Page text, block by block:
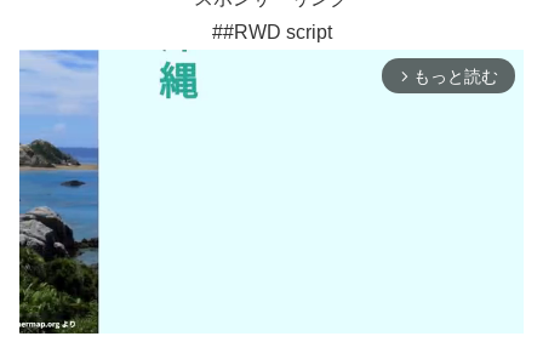
##RWD script
arrow_forward_ios もっと読む